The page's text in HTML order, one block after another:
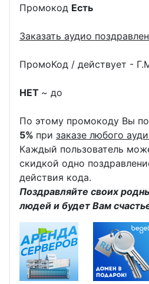
Промокод Есть
Заказать аудио
ПромоКод / действует -
НЕТ ~ до
По этому промокоду Вы
5% при заказе любого
Каждый пользователь
скидкой одно
действия кода.
Поздравляйте своих
людей и будет Вам